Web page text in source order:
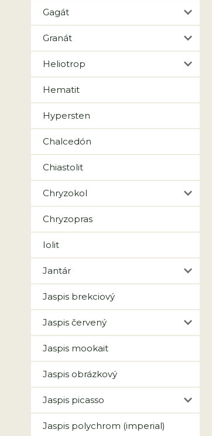
Gagát
Granát
Heliotrop
Hematit
Hypersten
Chalcedón
Chiastolit
Chryzokol
Chryzopras
Iolit
Jantár
Jaspis brekciový
Jaspis červený
Jaspis mookait
Jaspis obrázkový
Jaspis picasso
Jaspis polychrom (imperial)